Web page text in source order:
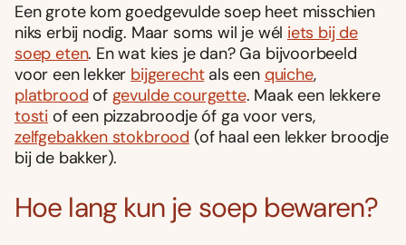
Een grote kom goedgevulde soep heet misschien
niks erbij nodig. Maar soms wil je wél iets bij de
soep eten. En wat kies je dan? Ga bijvoorbeeld
voor een lekker bijgerechtals een quiche,
platbrood of gevulde courgette. Maak een lekkere
tosti of een pizzabroodje óf ga voor vers,
zelfgebakken stokbrood (of haal een lekker broodje
bij de bakker).
Hoe lang kun je soep bewaren?